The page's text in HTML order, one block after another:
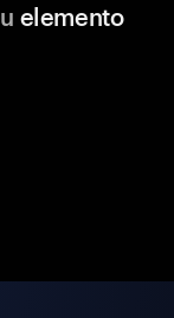
elemento